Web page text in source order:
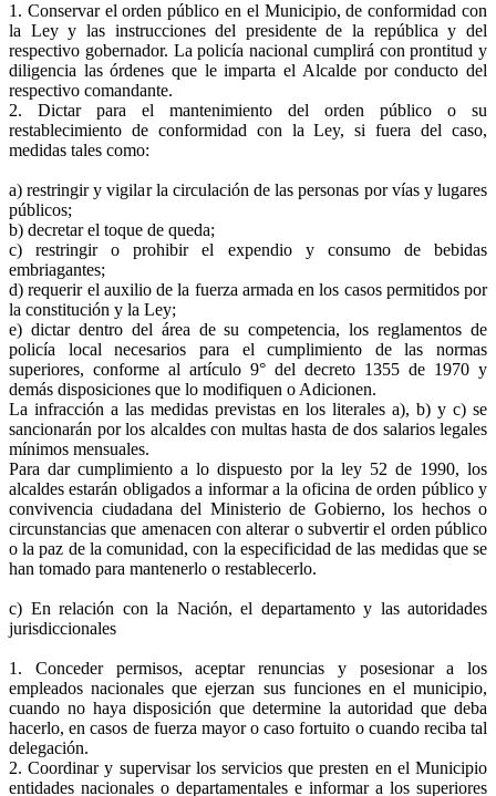
1. Conservar el orden público en el Municipio, de conformidad con
la Ley y las instrucciones del presidente de la república y del
respectivo gobernador. La policía nacional cumplirá con prontitud y
diligencia las órdenes que le imparta el Alcalde por conducto del
respectivo comandante.
2. Dictar para el mantenimiento del orden público o su
restablecimiento de conformidad con la Ley, si fuera del caso,
medidas tales como:
a) restringir y vigilar la circulación de las personas por vías y lugares
públicos;
b) decretar el toque de queda;
c) restringir o prohibir el expendio y consumo de bebidas
embriagantes;
d) requerir el auxilio de la fuerza armada en los casos permitidos por
la constitución y la Ley;
e) dictar dentro del área de su competencia, los reglamentos de
policía local necesarios para el cumplimiento de las normas
superiores, conforme al artículo 9° del decreto 1355 de 1970 y
demás disposiciones que lo modifiquen o Adicionen.
La infracción a las medidas previstas en los literales a), b) y c) se
sancionarán por los alcaldes con multas hasta de dos salarios legales
mínimos mensuales.
Para dar cumplimiento a lo dispuesto por la ley 52 de 1990, los
alcaldes estarán obligados a informar a la oficina de orden público y
convivencia ciudadana del Ministerio de Gobierno, los hechos o
circunstancias que amenacen con alterar o subvertir el orden público
o la paz de la comunidad, con la especificidad de las medidas que se
han tomado para mantenerlo o restablecerlo.
c) En relación con la Nación, el departamento y las autoridades
jurisdiccionales
1. Conceder permisos, aceptar renuncias y posesionar a los
empleados nacionales que ejerzan sus funciones en el municipio,
cuando no haya disposición que determine la autoridad que deba
hacerlo, en casos de fuerza mayor o caso fortuito o cuando reciba tal
delegación.
2. Coordinar y supervisar los servicios que presten en el Municipio
entidades nacionales o departamentales e informar a los superiores